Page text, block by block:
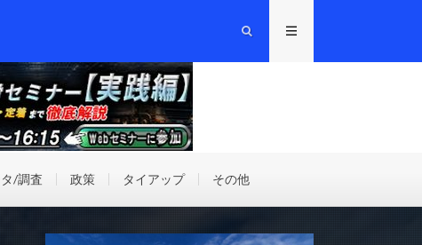
/調査 政策 タイアップ その他